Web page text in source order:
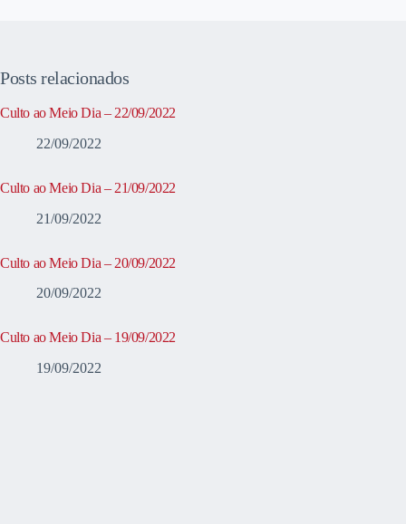
Posts relacionados
Culto ao Meio Dia – 22/09/2022
22/09/2022
Culto ao Meio Dia – 21/09/2022
21/09/2022
Culto ao Meio Dia – 20/09/2022
20/09/2022
Culto ao Meio Dia – 19/09/2022
19/09/2022